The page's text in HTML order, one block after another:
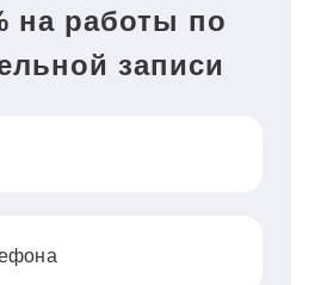
на работы по
записи